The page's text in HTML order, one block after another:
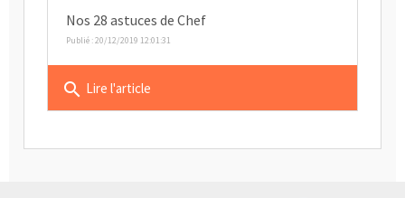
Nos 28 astuces de Chef
Publié : 20/12/2019 12:01:31
search Lire l'article